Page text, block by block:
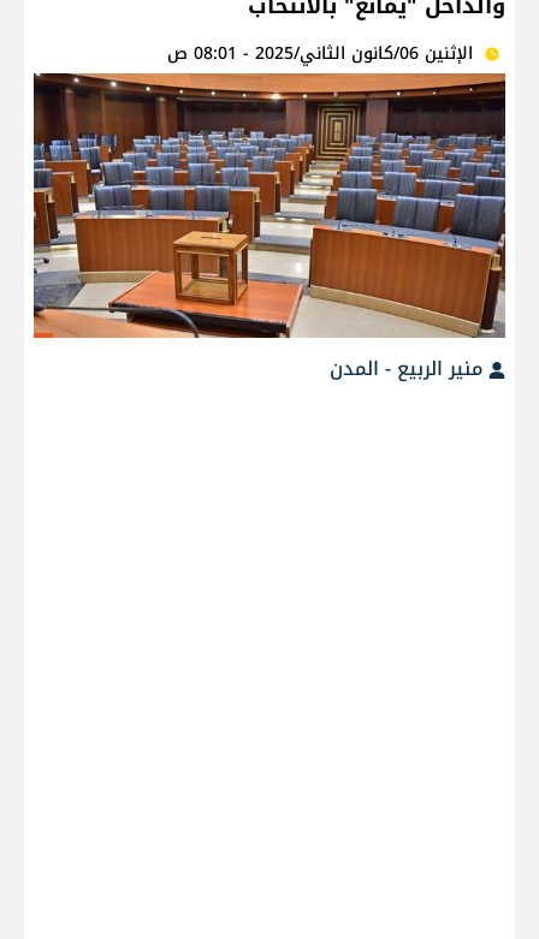
الإثنين 06/كانون الثاني/2025 - 08:01 ص
منير الربيع - المدن